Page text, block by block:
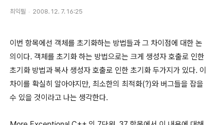
최익필 2008. 12. 7. 16:25
이번 항목에선 객체를 초기화하는 방법들과 그 차이점에 대한 논
의이다. 객체를 초기화 하는 방법으로는 크게 생성자 호출로 인한
초기화 방법과 복사 생성자 호출로 인한 초기화 두가지가 있다. 이
차이를 확실히 알아야지만, 최소한의 최적화(?)와 버그들을 잡을
수 있을 것이라고 나는 생각한다.